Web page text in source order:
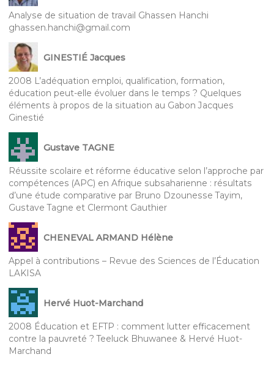
Analyse de situation de travail Ghassen Hanchi
ghassen.hanchi@gmail.com
GINESTIÉ Jacques
2008 L’adéquation emploi, qualification, formation,
éducation peut-elle évoluer dans le temps ? Quelques
éléments à propos de la situation au Gabon Jacques
Ginestié
Gustave TAGNE
Réussite scolaire et réforme éducative selon l’approche par
compétences (APC) en Afrique subsaharienne : résultats
d’une étude comparative par Bruno Dzounesse Tayim,
Gustave Tagne et Clermont Gauthier
CHENEVAL ARMAND Hélène
Appel à contributions – Revue des Sciences de l’Éducation
LAKISA
Hervé Huot-Marchand
2008 Éducation et EFTP : comment lutter efficacement
contre la pauvreté ? Teeluck Bhuwanee & Hervé Huot-
Marchand